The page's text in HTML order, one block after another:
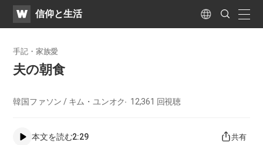
WATV​信仰と生活 Language
Search
Submit
手記・家族愛
​夫の朝食​
韓国ファソン / キム・ユンオク 12,361 回視聴
本文を読む2:29 共有